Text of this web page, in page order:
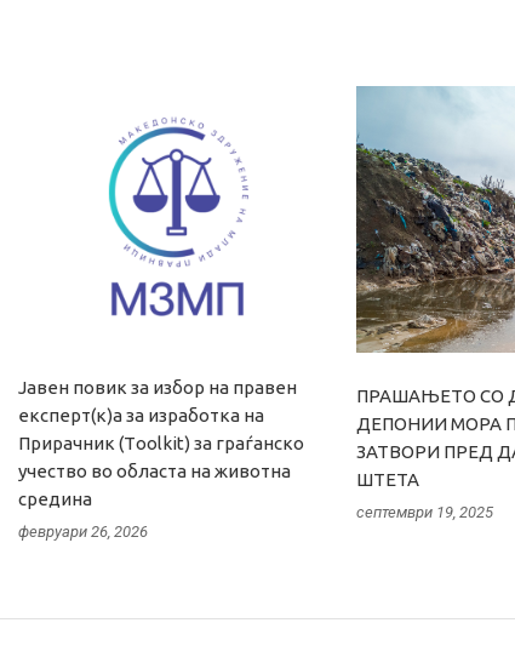
Јавен повик за избор на правен
експерт(к)а за изработка на
Прирачник (Тoolkit) за граѓанско
учество во областа на животна
средина
февруари 26, 2026
ПРАШАЊЕТО СО
ДЕПОНИИ МОРА
ЗАТВОРИ ПРЕД
ШТЕТА
септември 19, 2025